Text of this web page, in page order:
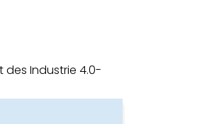
des Industrie 4.0-